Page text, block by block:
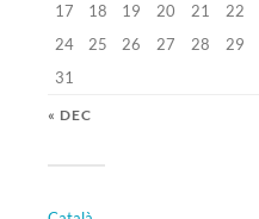
17
18 19 20 21 22
24
25 26 27 28 29
31
« DEC